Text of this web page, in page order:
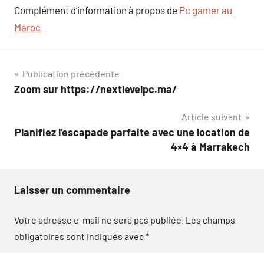
Complément d’information à propos de Pc gamer au
Maroc
Navigation
de
Publication précédente
Zoom sur https://nextlevelpc.ma/
Article suivant
Planifiez l’escapade parfaite avec une location de
4×4 à Marrakech
Laisser un commentaire
Votre adresse e-mail ne sera pas publiée. Les champs
obligatoires sont indiqués avec*